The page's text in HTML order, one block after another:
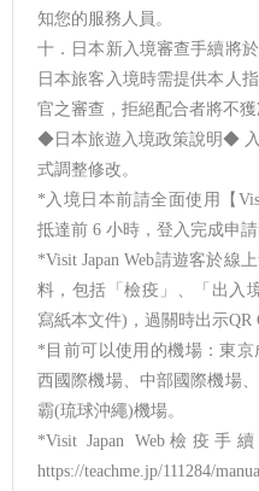
知您的服務人員。
十．日本新入境審查手續將
日本旅客入境時需提供本人
官之審查，拒絕配合者將不獲
◆日本旅遊入境政策說明◆
式調整修改。
*入境日本前請全面使用【
抵達前 6 小時，登入完成申請
*Visit Japan Web請遊客於線
料，包括「檢疫」、「出入
寫紙本文件)，過關時出示QR
*目前可以使用的機場：東
西國際機場、中部國際機場
霸(琉球沖繩)機場。
*Visit Japan Web檢疫
https://teachme.jp/111284/